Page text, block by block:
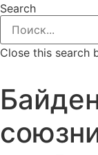
Search
Close this search